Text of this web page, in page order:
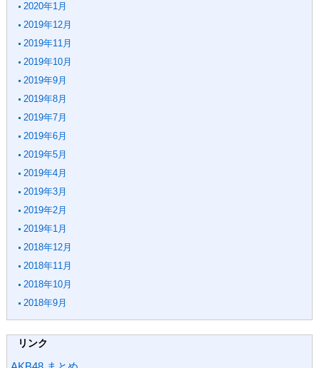
2020年1月
2019年12月
2019年11月
2019年10月
2019年9月
2019年8月
2019年7月
2019年6月
2019年5月
2019年4月
2019年3月
2019年2月
2019年1月
2018年12月
2018年11月
2018年10月
2018年9月
リンク